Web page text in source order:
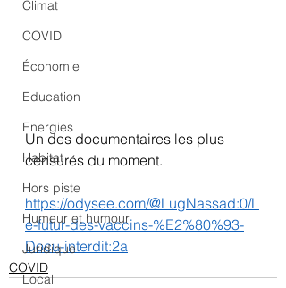
Climat
COVID
Économie
Education
Energies
Habitat
Hors piste
Humeur et humour
Juridique
Local
Un des documentaires les plus
censurés du moment.
https://odysee.com/@LugNassad:0/L
e-futur-des-vaccins-%E2%80%93-
Docu-interdit:2a
COVID